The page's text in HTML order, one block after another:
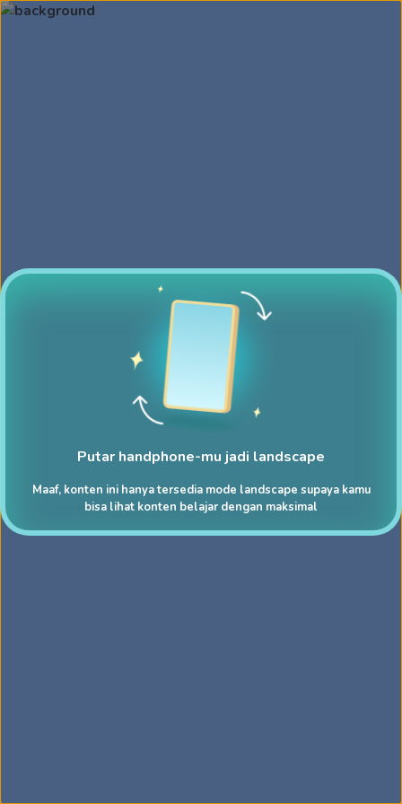
Putar handphone-mu jadi landscape
Maaf, konten ini hanya tersedia mode landscape supaya kamu
bisa lihat konten belajar dengan maksimal